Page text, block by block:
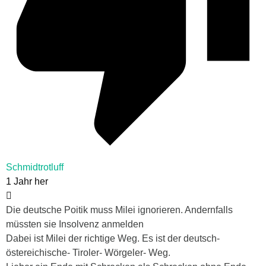
Schmidtrotluff
1 Jahr her
Die deutsche Poitik muss Milei ignorieren. Andernfalls
müssten sie Insolvenz anmelden
Dabei ist Milei der richtige Weg. Es ist der deutsch-
östereichische- Tiroler- Wörgeler- Weg.